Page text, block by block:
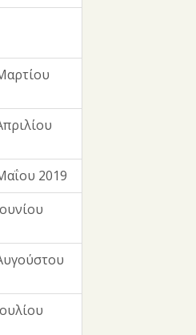
2019